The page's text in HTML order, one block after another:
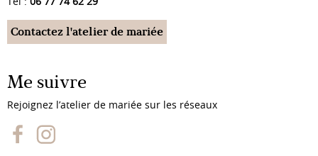
Contactez l'atelier de mariée
Me suivre
Rejoignez l’atelier de mariée sur les réseaux